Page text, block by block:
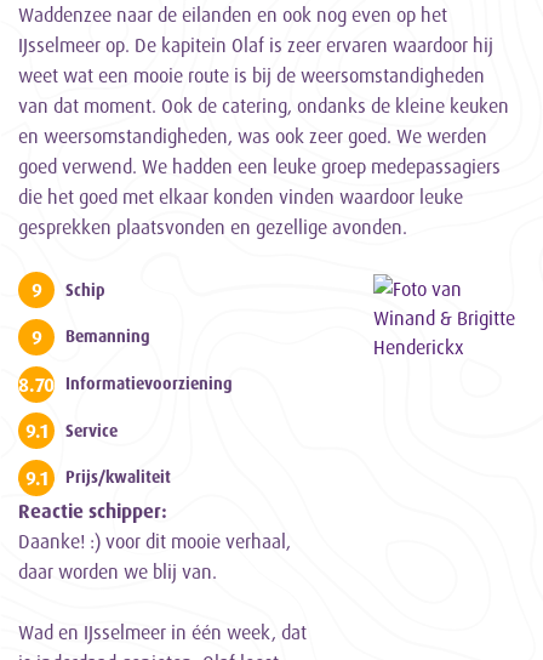
Waddenzee naar de eilanden en ook nog even op het
IJsselmeer op. De kapitein Olaf is zeer ervaren waardoor hij
weet wat een mooie route is bij de weersomstandigheden
van dat moment. Ook de catering, ondanks de kleine keuken
en weersomstandigheden, was ook zeer goed. We werden
goed verwend. We hadden een leuke groep medepassagiers
die het goed met elkaar konden vinden waardoor leuke
gesprekken plaatsvonden en gezellige avonden.
9 Schip
9 Bemanning
8.700000000000001
Informatievoorziening
9.1 Service
9.1 Prijs/kwaliteit
Reactie schipper:
Daanke! :) voor dit mooie verhaal,
daar worden we blij van.
Wad en IJsselmeer in één week, dat